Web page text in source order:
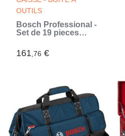
OUTILS
Bosch Professional -
Set de 19 pieces
161,76 €